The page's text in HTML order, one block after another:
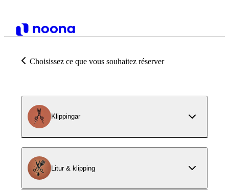
Choisissez ce que vous souhaitez réserver
Klippingar
Litur & klipping